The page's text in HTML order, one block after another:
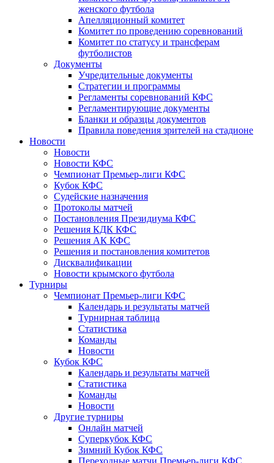
женского футбола
Апелляционный комитет
Комитет по проведению соревнований
Комитет по статусу и трансферам
футболистов
Документы
Учредительные документы
Стратегии и программы
Регламенты соревнований КФС
Регламентирующие документы
Бланки и образцы документов
Правила поведения зрителей на стадионе
Новости
Новости
Новости КФС
Чемпионат Премьер-лиги КФС
Кубок КФС
Судейские назначения
Протоколы матчей
Постановления Президиума КФС
Решения КДК КФС
Решения АК КФС
Решения и постановления комитетов
Дисквалификации
Новости крымского футбола
Турниры
Чемпионат Премьер-лиги КФС
Календарь и результаты матчей
Турнирная таблица
Статистика
Команды
Новости
Кубок КФС
Календарь и результаты матчей
Статистика
Команды
Новости
Другие турниры
Онлайн матчей
Суперкубок КФС
Зимний Кубок КФС
Переходные матчи Премьер-лиги КФС